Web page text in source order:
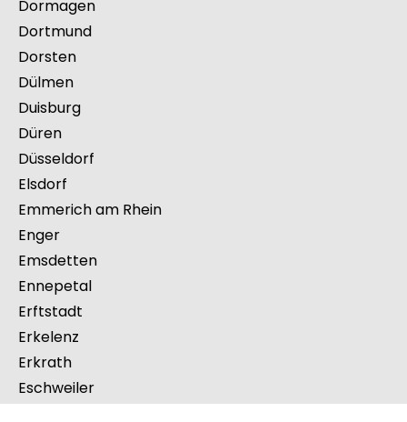
Datteln
Detmold
Dinslaken
Dormagen
Dortmund
Dorsten
Dülmen
Duisburg
Düren
Düsseldorf
Elsdorf
Emmerich am Rhein
Enger
Emsdetten
Ennepetal
Erftstadt